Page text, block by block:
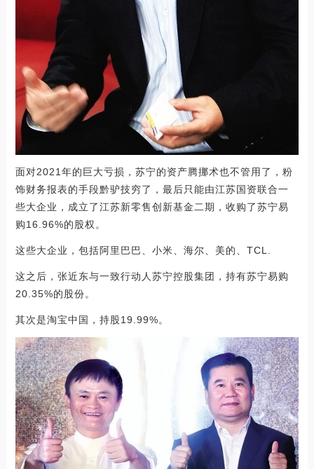
面对2021年的巨大亏损，苏宁的资产腾挪术也不管用了，粉
饰财务报表的手段黔驴技穷了，最后只能由江苏国资联合一
些大企业，成立了江苏新零售创新基金二期，收购了苏宁易
购16.96%的股权。
这些大企业，包括阿里巴巴、小米、海尔、美的、TCL.
这之后，张近东与一致行动人苏宁控股集团，持有苏宁易购
20.35%的股份。
其次是淘宝中国，持股19.99%。